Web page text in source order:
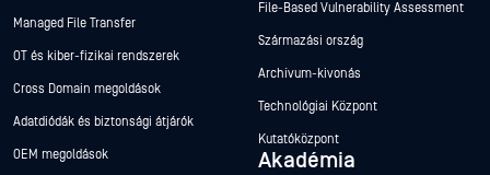
Managed File Transfer
OT és kiber-fizikai rendszerek
Cross Domain megoldások
Adatdiódák és biztonsági átjárók
OEM megoldások
File-Based Vulnerability Assessment
Származási ország
Archívum-kivonás
Technológiai Központ
Kutatóközpont
Akadémia